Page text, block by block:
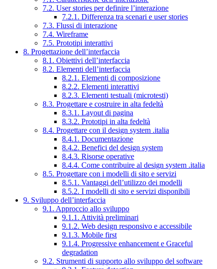
7.2. User stories per definire l’interazione
7.2.1. Differenza tra scenari e user stories
7.3. Flussi di interazione
7.4. Wireframe
7.5. Prototipi interattivi
8. Progettazione dell’interfaccia
8.1. Obiettivi dell’interfaccia
8.2. Elementi dell’interfaccia
8.2.1. Elementi di composizione
8.2.2. Elementi interattivi
8.2.3. Elementi testuali (microtesti)
8.3. Progettare e costruire in alta fedeltà
8.3.1. Layout di pagina
8.3.2. Prototipi in alta fedeltà
8.4. Progettare con il design system .italia
8.4.1. Documentazione
8.4.2. Benefici del design system
8.4.3. Risorse operative
8.4.4. Come contribuire al design system .italia
8.5. Progettare con i modelli di sito e servizi
8.5.1. Vantaggi dell’utilizzo dei modelli
8.5.2. I modelli di sito e servizi disponibili
9. Sviluppo dell’interfaccia
9.1. Approccio allo sviluppo
9.1.1. Attività preliminari
9.1.2. Web design responsivo e accessibile
9.1.3. Mobile first
9.1.4. Progressive enhancement e Graceful
degradation
9.2. Strumenti di supporto allo sviluppo del software